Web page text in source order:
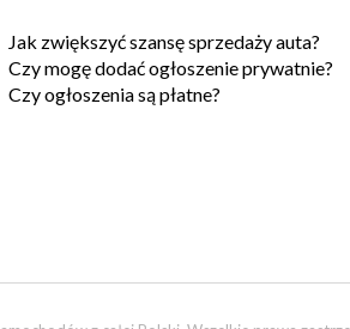
Jak zwiększyć szansę sprzedaży auta?
Czy mogę dodać ogłoszenie prywatnie?
Czy ogłoszenia są płatne?